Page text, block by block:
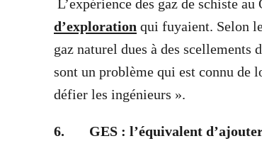
L’expérience des gaz de schiste
d’exploration qui fuyaient. Selon
gaz naturel dues à des scellements
sont un problème qui est connu de
défier les ingénieurs ».
6. GES : l’équivalent